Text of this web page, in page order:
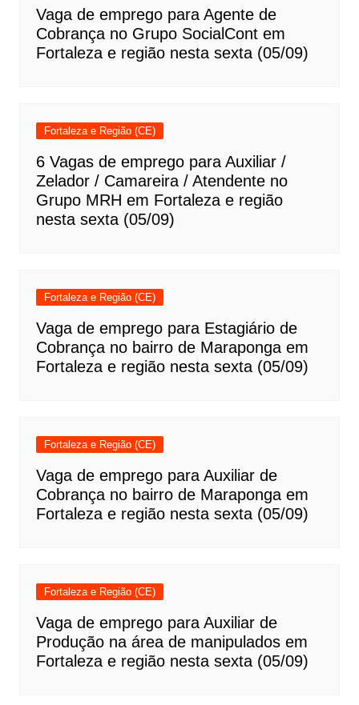
Vaga de emprego para Agente de
Cobrança no Grupo SocialCont em
Fortaleza e região nesta sexta (05/09)
Fortaleza e Região (CE)
6 Vagas de emprego para Auxiliar /
Zelador / Camareira / Atendente no
Grupo MRH em Fortaleza e região
nesta sexta (05/09)
Fortaleza e Região (CE)
Vaga de emprego para Estagiário de
Cobrança no bairro de Maraponga em
Fortaleza e região nesta sexta (05/09)
Fortaleza e Região (CE)
Vaga de emprego para Auxiliar de
Cobrança no bairro de Maraponga em
Fortaleza e região nesta sexta (05/09)
Fortaleza e Região (CE)
Vaga de emprego para Auxiliar de
Produção na área de manipulados em
Fortaleza e região nesta sexta (05/09)